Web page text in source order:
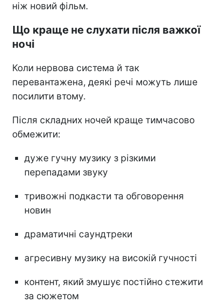
ніж новий фільм.
Що краще не слухати після важкої
ночі
Коли нервова система й так
перевантажена, деякі речі можуть лише
посилити втому.
Після складних ночей краще тимчасово
обмежити:
дуже гучну музику з різкими
перепадами звуку
тривожні подкасти та обговорення
новин
драматичні саундтреки
агресивну музику на високій гучності
контент, який змушує постійно стежити
за сюжетом